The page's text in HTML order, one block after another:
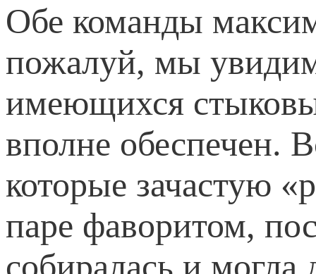
Обе команды
пожалуй, мы
имеющихся
вполне обеспечен.
которые зачастую
паре фаворитом,
собиралась и могла